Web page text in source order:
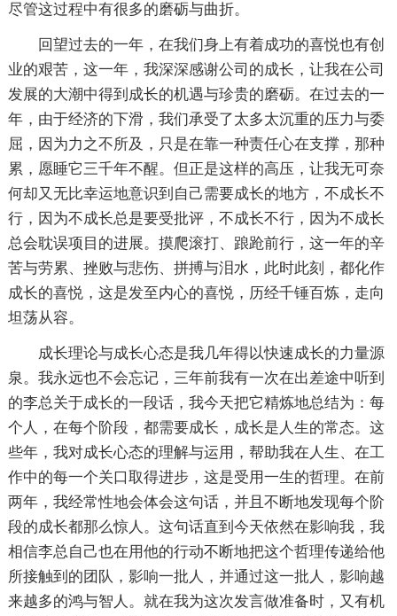
尽管这过程中有很多的磨砺与曲折。
回望过去的一年，在我们身上有着成功的喜悦也有创
业的艰苦，这一年，我深深感谢公司的成长，让我在公司
发展的大潮中得到成长的机遇与珍贵的磨砺。在过去的一
年，由于经济的下滑，我们承受了太多太沉重的压力与委
屈，因为力之不所及，只是在靠一种责任心在支撑，那种
累，愿睡它三千年不醒。但正是这样的高压，让我无可奈
何却又无比幸运地意识到自己需要成长的地方，不成长不
行，因为不成长总是要受批评，不成长不行，因为不成长
总会耽误项目的进展。摸爬滚打、踉跄前行，这一年的辛
苦与劳累、挫败与悲伤、拼搏与泪水，此时此刻，都化作
成长的喜悦，这是发至内心的喜悦，历经千锤百炼，走向
坦荡从容。
成长理论与成长心态是我几年得以快速成长的力量源
泉。我永远也不会忘记，三年前我有一次在出差途中听到
的李总关于成长的一段话，我今天把它精炼地总结为：每
个人，在每个阶段，都需要成长，成长是人生的常态。这
些年，我对成长心态的理解与运用，帮助我在人生、在工
作中的每一个关口取得进步，这是受用一生的哲理。在前
两年，我经常性地会体会这句话，并且不断地发现每个阶
段的成长都那么惊人。这句话直到今天依然在影响我，我
相信李总自己也在用他的行动不断地把这个哲理传递给他
所接触到的团队，影响一批人，并通过这一批人，影响越
来越多的鸿与智人。就在我为这次发言做准备时，又有机